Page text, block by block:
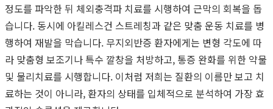
정도를 파악한 뒤 체외충격파 치료를 시행하여 근막의 회복을 돕
습니다. 동시에 아킬레스건 스트레칭과 같은 맞춤 운동 치료를 병
행하여 재발을 막습니다. 무지외반증 환자에게는 변형 각도에 따
라 맞춤형 보조기나 특수 깔창을 처방하고, 통증 완화를 위한 약물
및 물리치료를 시행합니다. 이처럼 저희는 질환의 이름만 보고 치
료하는 것이 아니라, 환자의 상태를 입체적으로 분석하여 가장 효